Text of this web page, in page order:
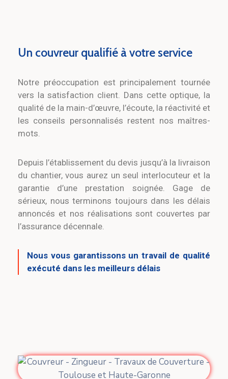
Un couvreur qualifié à votre service
Notre préoccupation est principalement tournée
vers la satisfaction client. Dans cette optique, la
qualité de la main-d’œuvre, l’écoute, la réactivité et
les conseils personnalisés restent nos maîtres-
mots.
Depuis l’établissement du devis jusqu’à la livraison
du chantier, vous aurez un seul interlocuteur et la
garantie d’une prestation soignée. Gage de
sérieux, nous terminons toujours dans les délais
annoncés et nos réalisations sont couvertes par
l’assurance décennale.
Nous vous garantissons un travail de qualité
exécuté dans les meilleurs délais